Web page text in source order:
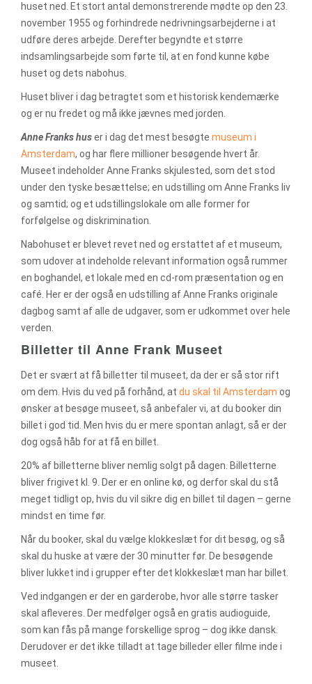
huset ned. Et stort antal demonstrerende mødte op den 23.
november 1955 og forhindrede nedrivningsarbejderne i at
udføre deres arbejde. Derefter begyndte et større
indsamlingsarbejde som førte til, at en fond kunne købe
huset og dets nabohus.
Huset bliver i dag betragtet som et historisk kendemærke
og er nu fredet og må ikke jævnes med jorden.
Anne Franks huser i dag det mest besøgte museum i
Amsterdam, og har flere millioner besøgende hvert år.
Museet indeholder Anne Franks skjulested, som det stod
under den tyske besættelse; en udstilling om Anne Franks liv
og samtid; og et udstillingslokale om alle former for
forfølgelse og diskrimination.
Nabohuset er blevet revet ned og erstattet af et museum,
som udover at indeholde relevant information også rummer
en boghandel, et lokale med en cd-rom præsentation og en
café. Her er der også en udstilling af Anne Franks originale
dagbog samt af alle de udgaver, som er udkommet over hele
verden.
Billetter til Anne Frank Museet
Det er svært at få billetter til museet, da der er så stor rift
om dem. Hvis du ved på forhånd, at du skal til Amsterdam og
ønsker at besøge museet, så anbefaler vi, at du booker din
billet i god tid. Men hvis du er mere spontan anlagt, så er der
dog også håb for at få en billet.
20% af billetterne bliver nemlig solgt på dagen. Billetterne
bliver frigivet kl. 9. Der er en online kø, og derfor skal du stå
meget tidligt op, hvis du vil sikre dig en billet til dagen – gerne
mindst en time før.
Når du booker, skal du vælge klokkeslæt for dit besøg, og så
skal du huske at være der 30 minutter før. De besøgende
bliver lukket ind i grupper efter det klokkeslæt man har billet.
Ved indgangen er der en garderobe, hvor alle større tasker
skal afleveres. Der medfølger også en gratis audioguide,
som kan fås på mange forskellige sprog – dog ikke dansk.
Derudover er det ikke tilladt at tage billeder eller filme inde i
museet.